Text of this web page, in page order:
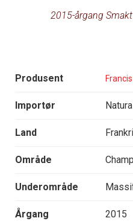
2015-årgang
Produsent
Importør
Land
Område
Underområde
Årgang 2015